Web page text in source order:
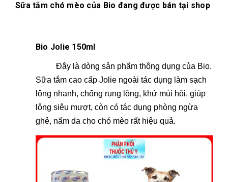
Sữa tắm chó mèo của Bio đang được bán tại shop
Bio Jolie 150ml
Đây là dòng sản phẩm thông dụng của Bio.
Sữa tắm cao cấp Jolie ngoài tác dụng làm sạch
lông nhanh, chống rụng lông, khử mùi hôi, giúp
lông siêu mượt, còn có tác dụng phòng ngừa
ghẻ, nấm da cho chó mèo rất hiệu quả.